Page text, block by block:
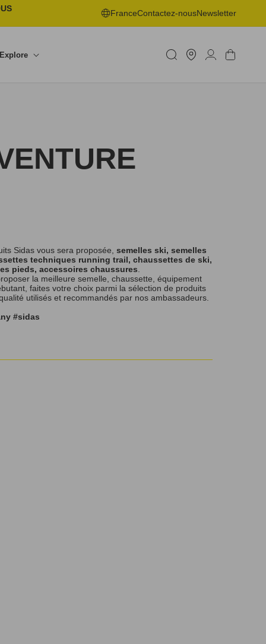
FranceContactez-nousNewsletter
Explore
un
shop
ConnexionPanier
Sidas vous sera proposée, semelles ski, semelles
techniques running trail, chaussettes de ski,
pieds, accessoires chaussures
la meilleure semelle, chaussette, équipement
faites votre choix parmi la sélection de produits
utilisés et recommandés par nos ambassadeurs.
#sidas